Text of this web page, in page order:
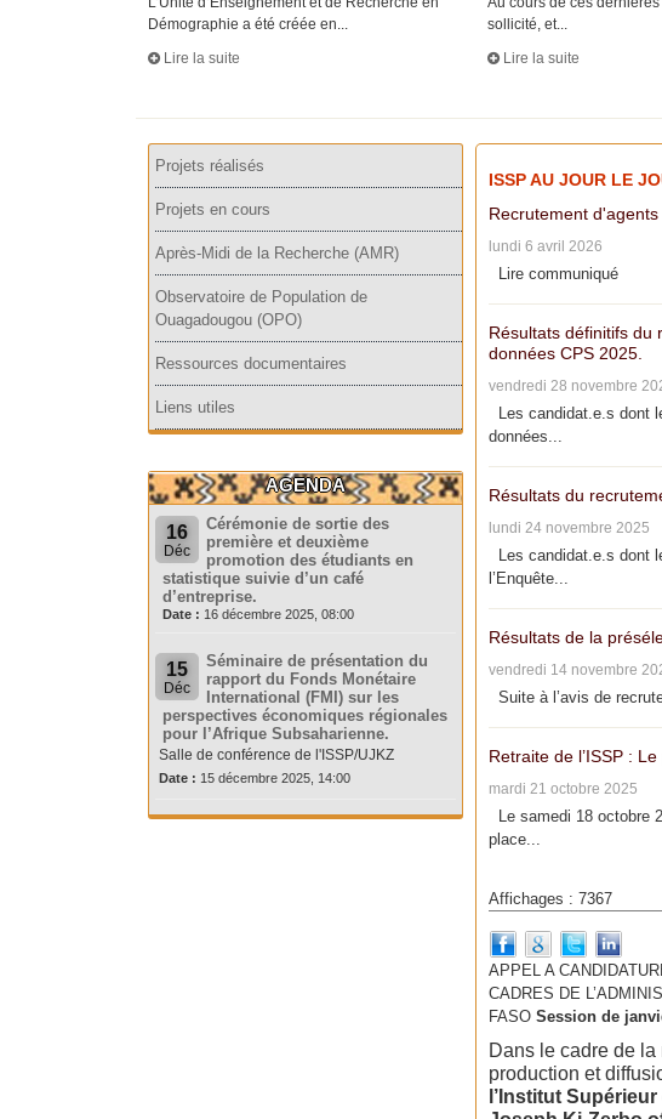
Démographie a été créée en...
Lire la suite
sollicité, et...
Lire la suite
ISSP AU JOUR LE
Recrutement
lundi 6 avril 2026
Lire communiqué
Résultats définitifs du
données CPS 2025.
vendredi 28 novembre
Les candidat.e.s dont
données...
Résultats du
lundi 24 novembre 2025
Les candidat.e.s dont
l’Enquête...
Résultats de la
vendredi 14 novembre
Suite à l’avis de
Retraite de l’ISSP :
mardi 21 octobre 2025
Le samedi 18 octobre
place...
Affichages : 7367
APPEL A
CADRES DE
FASO Session de
Dans le cadre de
production et
l’Institut
Projets réalisés
Projets en cours
Après-Midi de la Recherche (AMR)
Observatoire de Population de
Ouagadougou (OPO)
Ressources documentaires
Liens utiles
AGENDA
16
Déc
Cérémonie de sortie des
première et deuxième
promotion des étudiants en
statistique suivie d’un café
d’entreprise.
Date : 16 décembre 2025, 08:00
15
Déc
Séminaire de présentation du
rapport du Fonds Monétaire
International (FMI) sur les
perspectives économiques régionales
pour l’Afrique Subsaharienne.
Salle de conférence de l'ISSP/UJKZ
Date : 15 décembre 2025, 14:00